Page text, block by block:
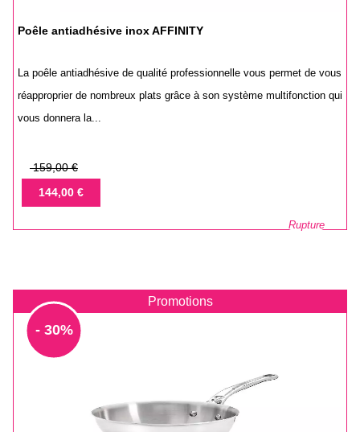
Poêle antiadhésive inox AFFINITY
La poêle antiadhésive de qualité professionnelle vous permet de vous
réapproprier de nombreux plats grâce à son système multifonction qui
vous donnera la...
Prix
base
159,00 €
Prix144,00 €
Rupture
Promotions
- 30%